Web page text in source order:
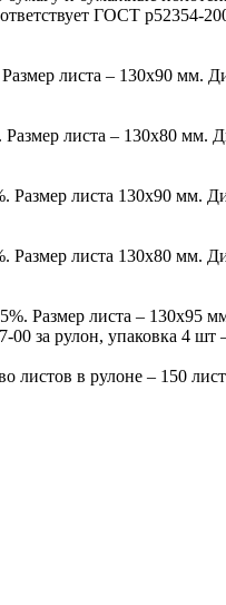
ГОСТ р52354-
листа – 130х90 мм.
листа – 130х80 мм.
Размер листа 130х90 мм.
Размер листа 130х80 мм.
Размер листа – 130х95
за рулон, упаковка 4 шт
листов в рулоне – 150